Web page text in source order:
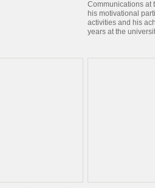
Communications at
his motivational
activities and his
years at the